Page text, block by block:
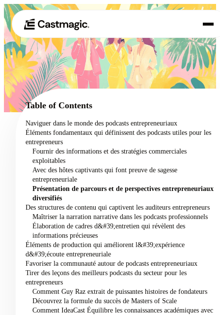
01 Produit
02 Cas d'utilisation
Tarification
À propos de nous
Table of Contents
Naviguer dans le monde des podcasts entrepreneuriaux
Éléments fondamentaux qui définissent des podcasts utiles pour les
entrepreneurs
Fournir des informations et des stratégies commerciales
exploitables
Avec des hôtes captivants qui font preuve de sagesse
entrepreneuriale
Présentation de parcours et de perspectives entrepreneuriaux
diversifiés
Des structures de contenu qui captivent les auditeurs entrepreneurs
Maîtriser la narration narrative dans les podcasts professionnels
Élaboration de cadres d&#39;entretien qui révèlent des
informations précieuses
Éléments de production qui améliorent l&#39;expérience
d&#39;écoute entrepreneuriale
Favoriser la communauté autour de podcasts entrepreneuriaux
Tirer des leçons des meilleurs podcasts du secteur pour les
entrepreneurs
Comment Guy Raz extrait de puissantes histoires de fondateurs
Découvrez la formule du succès de Masters of Scale
Comment IdeaCast Équilibre les connaissances académiques avec